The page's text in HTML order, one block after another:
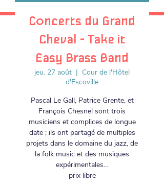
Concerts du Grand
Cheval - Take it
Easy Brass Band
jeu. 27 août
  |
Cour de l'Hôtel
d'Escoville
Pascal Le Gall, Patrice Grente, et
François Chesnel sont trois
musiciens et complices de longue
date ; ils ont partagé de multiples
projets dans le domaine du jazz, de
la folk music et des musiques
expérimentales...
prix libre